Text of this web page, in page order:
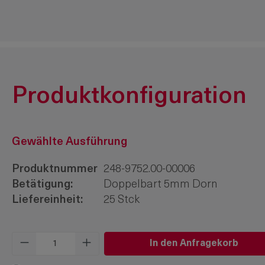
Produktkonfiguration
Gewählte Ausführung
Produktnummer 248-9752.00-00006
Betätigung:
Doppelbart 5mm Dorn
Liefereinheit:
25 Stck
Produkt Anzahl: Gib denIn den Anfragekorb